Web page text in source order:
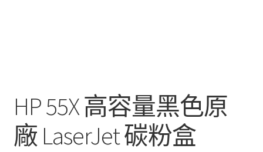
HP 55X 高容量黑色原
廠 LaserJet 碳粉盒